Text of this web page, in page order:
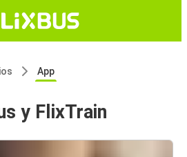
App
y FlixTrain